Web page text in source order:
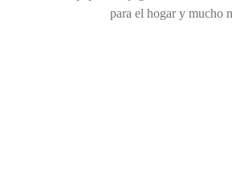
para el hogar y mucho